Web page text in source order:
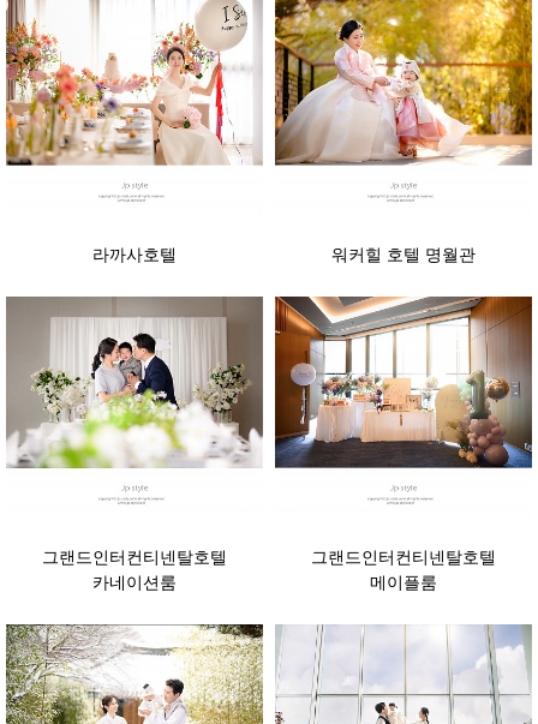
라까사호텔 워커힐 호텔 명월관
그랜드인터컨티넨탈호텔
카네이션룸
그랜드인터컨티넨탈호텔
메이플룸